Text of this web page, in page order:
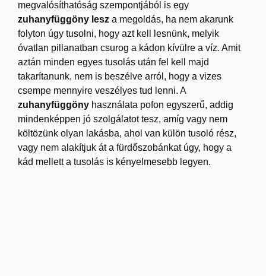
megvalósíthatóság szempontjából is egy
zuhanyfüggöny lesz a megoldás, ha nem akarunk
folyton úgy tusolni, hogy azt kell lesnünk, melyik
óvatlan pillanatban csurog a kádon kívülre a víz. Amit
aztán minden egyes tusolás után fel kell majd
takarítanunk, nem is beszélve arról, hogy a vizes
csempe mennyire veszélyes tud lenni. A
zuhanyfüggöny használata pofon egyszerű, addig
mindenképpen jó szolgálatot tesz, amíg vagy nem
költözünk olyan lakásba, ahol van külön tusoló rész,
vagy nem alakítjuk át a fürdőszobánkat úgy, hogy a
kád mellett a tusolás is kényelmesebb legyen.